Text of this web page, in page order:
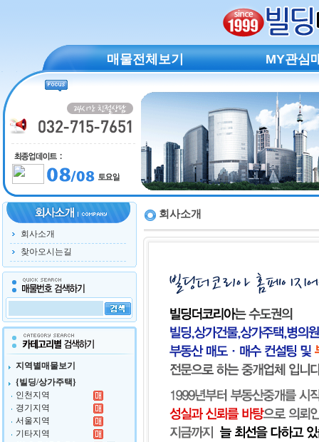
매물전체보기 MY관심
회사소개
찾아오시는길
지역별매물보기
{빌딩/상가주택}
인천지역
경기지역
서울지역
기타지역
회사소개